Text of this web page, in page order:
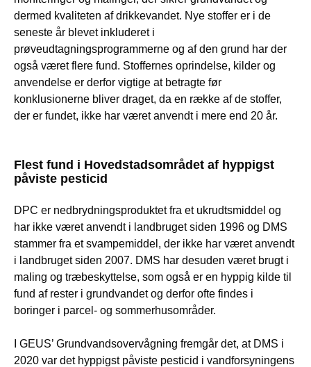
dermed kvaliteten af drikkevandet. Nye stoffer er i de
seneste år blevet inkluderet i
prøveudtagningsprogrammerne og af den grund har der
også været flere fund. Stoffernes oprindelse, kilder og
anvendelse er derfor vigtige at betragte før
konklusionerne bliver draget, da en række af de stoffer,
der er fundet, ikke har været anvendt i mere end 20 år.
Flest fund i Hovedstadsområdet af hyppigst
påviste pesticid
DPC er nedbrydningsproduktet fra et ukrudtsmiddel og
har ikke været anvendt i landbruget siden 1996 og DMS
stammer fra et svampemiddel, der ikke har været anvendt
i landbruget siden 2007. DMS har desuden været brugt i
maling og træbeskyttelse, som også er en hyppig kilde til
fund af rester i grundvandet og derfor ofte findes i
boringer i parcel- og sommerhusområder.
I GEUS’ Grundvandsovervågning fremgår det, at DMS i
2020 var det hyppigst påviste pesticid i vandforsyningens